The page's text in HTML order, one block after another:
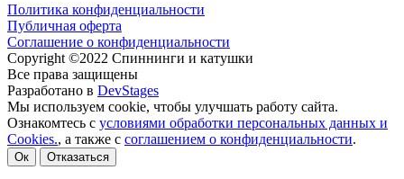
Политика конфиденциальности
Публичная оферта
Соглашение о конфиденциальности
Copyright ©2022 Спиннинги и катушки
Все права защищены
Разработано в DevStages
Мы используем cookie, чтобы улучшать работу сайта.
Ознакомтесь с условиями обработки персональных данных и
Cookies., а также с соглашением о конфиденциальности.
Ок Отказаться